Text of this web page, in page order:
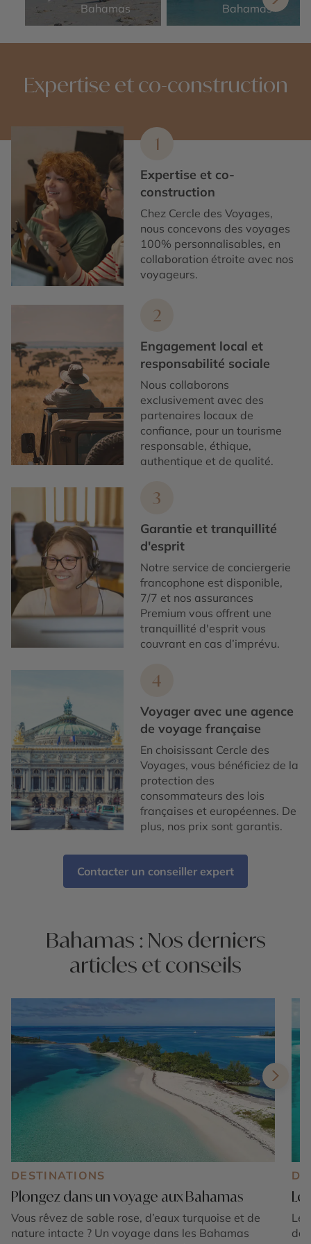
Bahamas Bahamas
Expertise et co-construction
1
Expertise et co-
construction
Chez Cercle des Voyages,
nous concevons des voyages
100% personnalisables, en
collaboration étroite avec nos
voyageurs.
2
Engagement local et
responsabilité sociale
Nous collaborons
exclusivement avec des
partenaires locaux de
confiance, pour un tourisme
responsable, éthique,
authentique et de qualité.
3
Garantie et tranquillité
d'esprit
Notre service de conciergerie
francophone est disponible,
7/7 et nos assurances
Premium vous offrent une
tranquillité d'esprit vous
couvrant en cas d’imprévu.
4
Voyager avec une agence
de voyage française
En choisissant Cercle des
Voyages, vous bénéficiez de la
protection des
consommateurs des lois
françaises et européennes. De
plus, nos prix sont garantis.
Contacter un conseiller expert
Bahamas : Nos derniers
articles et conseils
DESTINATIONS
Plongez dans un voyage aux Bahamas
Vous rêvez de sable rose, d’eaux turquoise et de
nature intacte ? Un voyage dans les Bahamas